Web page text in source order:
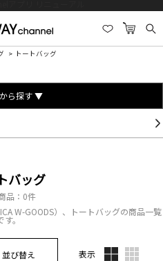
トートバッグ
ら探す ▼
バッグ
品： 0件
W-GOODS）、トートバッグの商品一覧
す。
並び替え 表示